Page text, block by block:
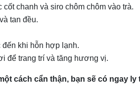
chanh và siro chôm chôm vào trà.
tan đều.
đến khi hỗn hợp lạnh.
để trang trí và tăng hương vị.
cách cẩn thận, bạn sẽ có ngay ly